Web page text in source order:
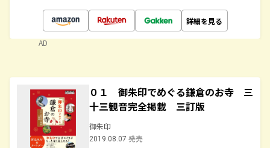
詳細を見る
AD
０１ 御朱印でめぐる鎌倉のお寺 三
十三観音完全掲載 三訂版
御朱印
2019.08.07 発売